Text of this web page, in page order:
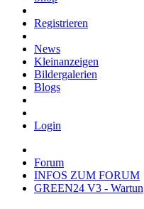
Registrieren
News
Kleinanzeigen
Bildergalerien
Blogs
Login
Forum
INFOS ZUM FORUM
GREEN24 V3 -